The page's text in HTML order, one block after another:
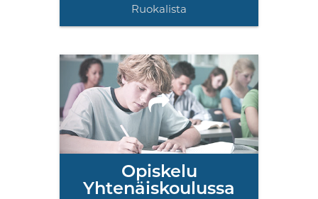
Ruokalista
Opiskelu
Yhtenäiskoulussa